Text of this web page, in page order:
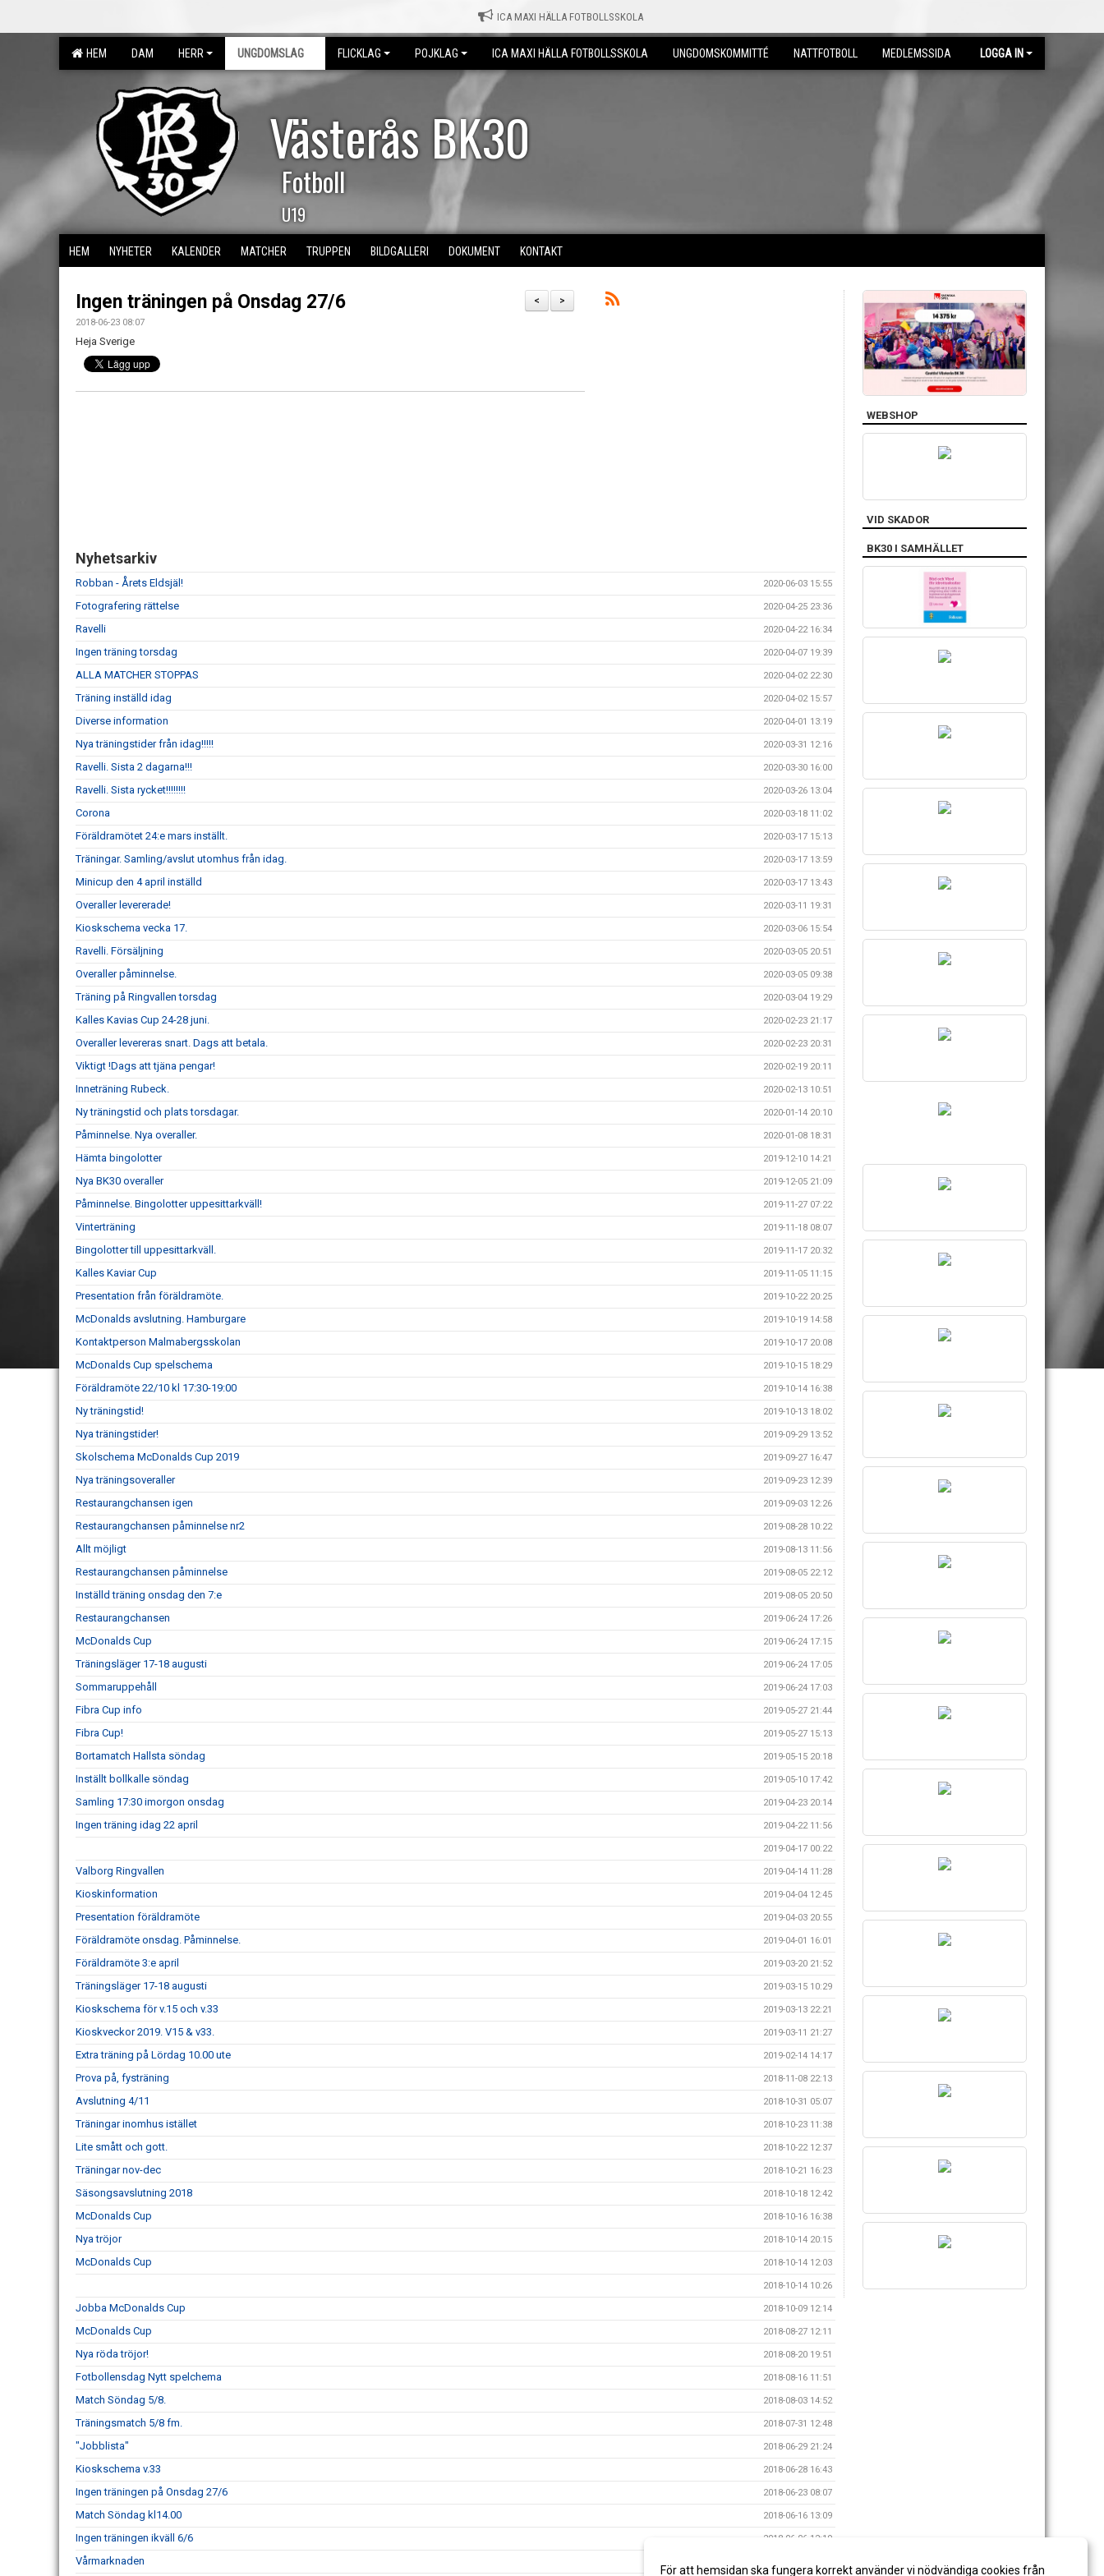
ICA MAXI HÄLLA FOTBOLLSSKOLA
HEM DAM HERR UNGDOMSLAG FLICKLAG POJKLAG ICA MAXI HÄLLA FOTBOLLSSKOLA UNGDOMSKOMMITTÉ NATTFOTBOLL MEDLEMSSIDA LOGGA IN
Västerås BK30
Fotboll
U19
HEM NYHETER KALENDER MATCHER TRUPPEN BILDGALLERI DOKUMENT KONTAKT
>
<
Ingen träningen på Onsdag 27/6
2018-06-23 08:07
Heja Sverige
Nyhetsarkiv
Robban - Årets Eldsjäl! 2020-06-03 15:55
Fotografering rättelse 2020-04-25 23:36
Ravelli 2020-04-22 16:34
Ingen träning torsdag 2020-04-07 19:39
ALLA MATCHER STOPPAS 2020-04-02 22:30
Träning inställd idag 2020-04-02 15:57
Diverse information 2020-04-01 13:19
Nya träningstider från idag!!!!! 2020-03-31 12:16
Ravelli. Sista 2 dagarna!!! 2020-03-30 16:00
Ravelli. Sista rycket!!!!!!!! 2020-03-26 13:04
Corona 2020-03-18 11:02
Föräldramötet 24:e mars inställt. 2020-03-17 15:13
Träningar. Samling/avslut utomhus från idag. 2020-03-17 13:59
Minicup den 4 april inställd 2020-03-17 13:43
Overaller levererade! 2020-03-11 19:31
Kioskschema vecka 17. 2020-03-06 15:54
Ravelli. Försäljning 2020-03-05 20:51
Overaller påminnelse. 2020-03-05 09:38
Träning på Ringvallen torsdag 2020-03-04 19:29
Kalles Kavias Cup 24-28 juni. 2020-02-23 21:17
Overaller levereras snart. Dags att betala. 2020-02-23 20:31
Viktigt !Dags att tjäna pengar! 2020-02-19 20:11
Inneträning Rubeck. 2020-02-13 10:51
Ny träningstid och plats torsdagar. 2020-01-14 20:10
Påminnelse. Nya overaller. 2020-01-08 18:31
Hämta bingolotter 2019-12-10 14:21
Nya BK30 overaller 2019-12-05 21:09
Påminnelse. Bingolotter uppesittarkväll! 2019-11-27 07:22
Vinterträning 2019-11-18 08:07
Bingolotter till uppesittarkväll. 2019-11-17 20:32
Kalles Kaviar Cup 2019-11-05 11:15
Presentation från föräldramöte. 2019-10-22 20:25
McDonalds avslutning. Hamburgare 2019-10-19 14:58
Kontaktperson Malmabergsskolan 2019-10-17 20:08
McDonalds Cup spelschema 2019-10-15 18:29
Föräldramöte 22/10 kl 17:30-19:00 2019-10-14 16:38
Ny träningstid! 2019-10-13 18:02
Nya träningstider! 2019-09-29 13:52
Skolschema McDonalds Cup 2019 2019-09-27 16:47
Nya träningsoveraller 2019-09-23 12:39
Restaurangchansen igen 2019-09-03 12:26
Restaurangchansen påminnelse nr2 2019-08-28 10:22
Allt möjligt 2019-08-13 11:56
Restaurangchansen påminnelse 2019-08-05 22:12
Inställd träning onsdag den 7:e 2019-08-05 20:50
Restaurangchansen 2019-06-24 17:26
McDonalds Cup 2019-06-24 17:15
Träningsläger 17-18 augusti 2019-06-24 17:05
Sommaruppehåll 2019-06-24 17:03
Fibra Cup info 2019-05-27 21:44
Fibra Cup! 2019-05-27 15:13
Bortamatch Hallsta söndag 2019-05-15 20:18
Inställt bollkalle söndag 2019-05-10 17:42
Samling 17:30 imorgon onsdag 2019-04-23 20:14
Ingen träning idag 22 april 2019-04-22 11:56
2019-04-17 00:22
Valborg Ringvallen 2019-04-14 11:28
Kioskinformation 2019-04-04 12:45
Presentation föräldramöte 2019-04-03 20:55
Föräldramöte onsdag. Påminnelse. 2019-04-01 16:01
Föräldramöte 3:e april 2019-03-20 21:52
Träningsläger 17-18 augusti 2019-03-15 10:29
Kioskschema för v.15 och v.33 2019-03-13 22:21
Kioskveckor 2019. V15 & v33. 2019-03-11 21:27
Extra träning på Lördag 10.00 ute 2019-02-14 14:17
Prova på, fysträning 2018-11-08 22:13
Avslutning 4/11 2018-10-31 05:07
Träningar inomhus istället 2018-10-23 11:38
Lite smått och gott. 2018-10-22 12:37
Träningar nov-dec 2018-10-21 16:23
Säsongsavslutning 2018 2018-10-18 12:42
McDonalds Cup 2018-10-16 16:38
Nya tröjor 2018-10-14 20:15
McDonalds Cup 2018-10-14 12:03
2018-10-14 10:26
Jobba McDonalds Cup 2018-10-09 12:14
McDonalds Cup 2018-08-27 12:11
Nya röda tröjor! 2018-08-20 19:51
Fotbollensdag Nytt spelchema 2018-08-16 11:51
Match Söndag 5/8. 2018-08-03 14:52
Träningsmatch 5/8 fm. 2018-07-31 12:48
"Jobblista" 2018-06-29 21:24
Kioskschema v.33 2018-06-28 16:43
Ingen träningen på Onsdag 27/6 2018-06-23 08:07
Match Söndag kl14.00 2018-06-16 13:09
Ingen träningen ikväll 6/6 2018-06-06 12:19
Vårmarknaden
WEBSHOP
VID SKADOR
BK30 I SAMHÄLLET
För att hemsidan ska fungera korrekt använder vi nödvändiga cookies från